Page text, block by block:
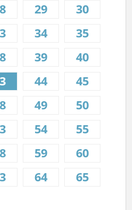
29
30
34
35
39
40
44
45
49
50
54
55
59
60
64
65